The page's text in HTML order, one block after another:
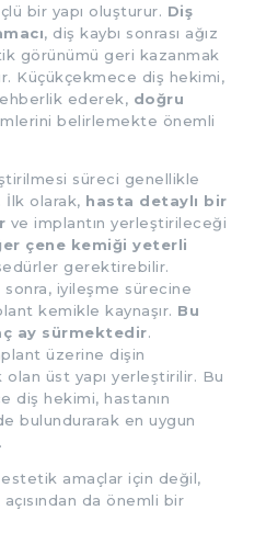
bir yapı oluşturur. Diş
, diş kaybı sonrası ağız
görünümü geri kazanmak
Küçükçekmece diş hekimi,
ederek, doğru
belirlemekte önemli
süreci genellikle
İlk olarak, hasta detaylı bir
ve implantın yerleştirileceği
çene kemiği yeterli
gerektirebilir.
iyileşme sürecine
kemikle kaynaşır. Bu
ay sürmektedir.
üzerine dişin
üst yapı yerleştirilir. Bu
diş hekimi, hastanın
bulundurarak en uygun
estetik amaçlar için değil,
da önemli bir